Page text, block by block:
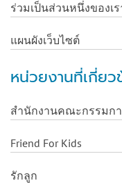
ร่วมเป็นส่วนหนึ่งของเร
แผนผังเว็บไซต์
หน่วยงานที่เกี่ยว
สำนักงานคณะกรรมก
Friend For Kids
รักลูก